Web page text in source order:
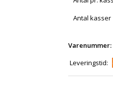
Antal kasser
Varenummer:
Leveringstid: